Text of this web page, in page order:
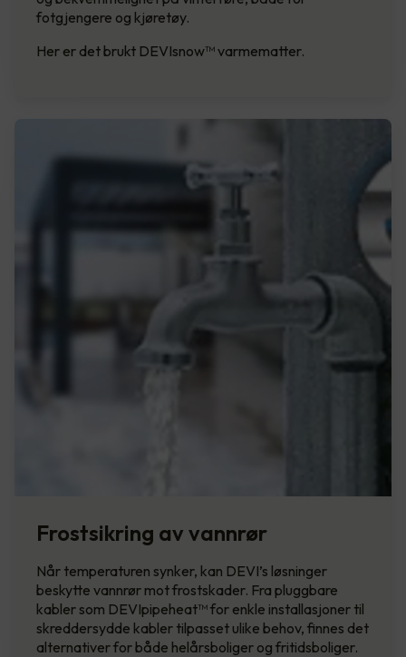
fotgjengere og kjøretøy.
Her er det brukt DEVIsnow™ varmematter.
Frostsikring av vannrør
Når temperaturen synker, kan DEVI’s løsninger
beskytte vannrør mot frostskader. Fra pluggbare
kabler som DEVIpipeheat™ for enkle installasjoner til
skreddersydde kabler tilpasset ulike behov, finnes det
alternativer for både helårsboliger og fritidsboliger.